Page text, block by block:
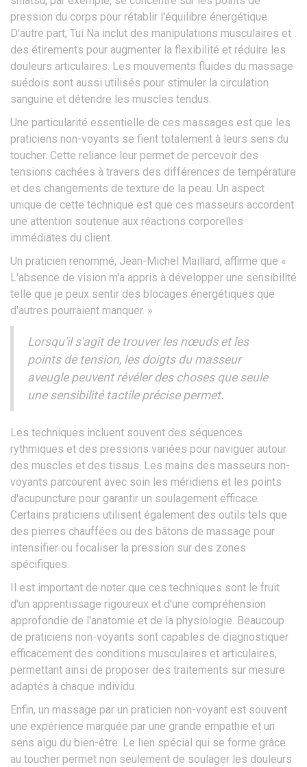
pression du corps pour rétablir l'équilibre énergétique.
D'autre part, Tui Na inclut des manipulations musculaires et
des étirements pour augmenter la flexibilité et réduire les
douleurs articulaires. Les mouvements fluides du massage
suédois sont aussi utilisés pour stimuler la circulation
sanguine et détendre les muscles tendus.
Une particularité essentielle de ces massages est que les
praticiens non-voyants se fient totalement à leurs sens du
toucher. Cette reliance leur permet de percevoir des
tensions cachées à travers des différences de température
et des changements de texture de la peau. Un aspect
unique de cette technique est que ces masseurs accordent
une attention soutenue aux réactions corporelles
immédiates du client.
Un praticien renommé, Jean-Michel Maillard, affirme que «
L'absence de vision m'a appris à développer une sensibilité
telle que je peux sentir des blocages énergétiques que
d'autres pourraient manquer. »
Lorsqu'il s'agit de trouver les nœuds et les
points de tension, les doigts du masseur
aveugle peuvent révéler des choses que seule
une sensibilité tactile précise permet.
Les techniques incluent souvent des séquences
rythmiques et des pressions variées pour naviguer autour
des muscles et des tissus. Les mains des masseurs non-
voyants parcourent avec soin les méridiens et les points
d'acupuncture pour garantir un soulagement efficace.
Certains praticiens utilisent également des outils tels que
des pierres chauffées ou des bâtons de massage pour
intensifier ou focaliser la pression sur des zones
spécifiques.
Il est important de noter que ces techniques sont le fruit
d'un apprentissage rigoureux et d'une compréhension
approfondie de l'anatomie et de la physiologie. Beaucoup
de praticiens non-voyants sont capables de diagnostiquer
efficacement des conditions musculaires et articulaires,
permettant ainsi de proposer des traitements sur mesure
adaptés à chaque individu.
Enfin, un massage par un praticien non-voyant est souvent
une expérience marquée par une grande empathie et un
sens aigu du bien-être. Le lien spécial qui se forme grâce
au toucher permet non seulement de soulager les douleurs